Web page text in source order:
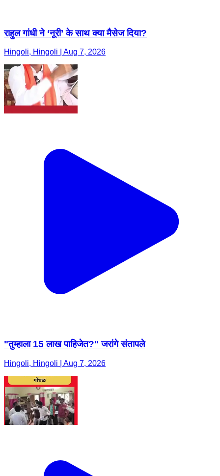
राहुल गांधी ने ‘नूरी’ के साथ क्या मैसेज दिया?
Hingoli, Hingoli | Aug 7, 2026
"तुम्हाला 15 लाख पाहिजेत?" जरांगे संतापले
Hingoli, Hingoli | Aug 7, 2026